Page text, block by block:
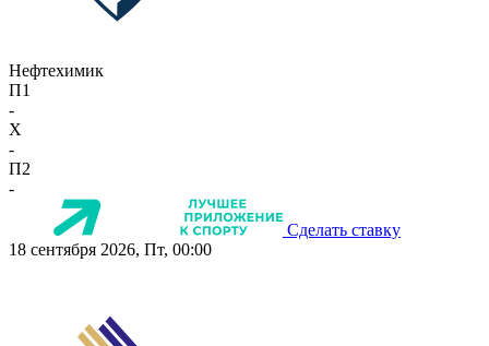
Нефтехимик
П1
-
X
-
П2
-
Сделать ставку
18 сентября 2026, Пт, 00:00